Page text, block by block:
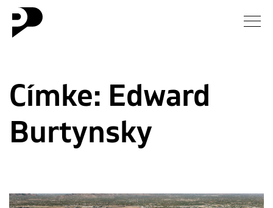
Galéria
Interjú
Címke: Edward
Burtynsky